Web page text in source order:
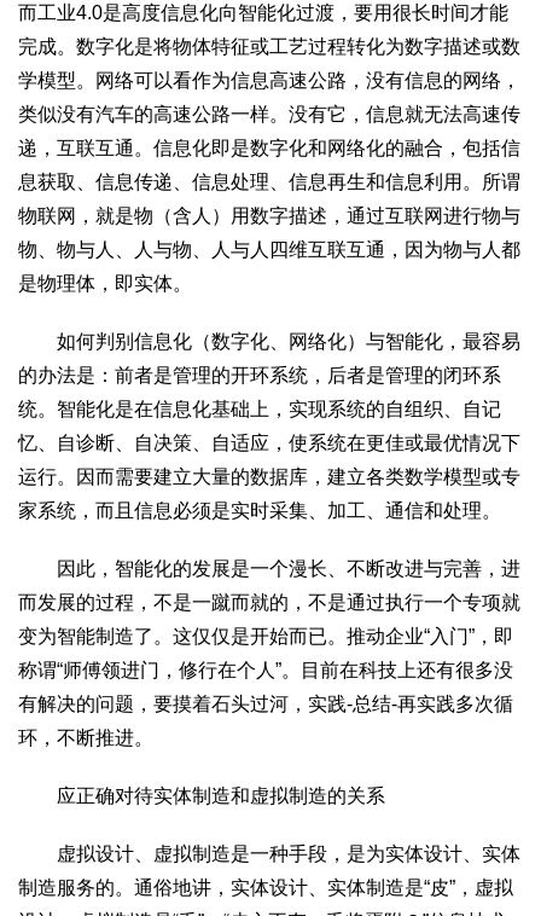
地方
京 津 冀 晋 蒙 辽 吉 沪 苏 浙 皖
闽
赣
鲁 豫 鄂 湘 粤 桂 琼 渝 川 黔 滇
藏
陕
甘 青 新 港 澳 台
智库
智库建设 智库专家 智库战略 智库之声
信息
在线期刊
2017 2016 2015 2018 2019
关于我们
杂志简介 杂志编委会 组织机构 联系我们 智慧中国动态
全景中国 智慧旅游 智慧教育 智慧医疗
智慧交通
智慧环保
智慧会客厅 县域经济 城乡建设 乡村振兴
康养
工作动态 康养思语 明星老人 项目介绍
县域经济
成果展示
政策发布
而工业4.0是高度信息化向智能化过渡，要用很长时间才能
完成。数字化是将物体特征或工艺过程转化为数字描述或数
学模型。网络可以看作为信息高速公路，没有信息的网络，
类似没有汽车的高速公路一样。没有它，信息就无法高速传
递，互联互通。信息化即是数字化和网络化的融合，包括信
息获取、信息传递、信息处理、信息再生和信息利用。所谓
物联网，就是物（含人）用数字描述，通过互联网进行物与
物、物与人、人与物、人与人四维互联互通，因为物与人都
是物理体，即实体。
如何判别信息化（数字化、网络化）与智能化，最容易
的办法是：前者是管理的开环系统，后者是管理的闭环系
统。智能化是在信息化基础上，实现系统的自组织、自记
忆、自诊断、自决策、自适应，使系统在更佳或最优情况下
运行。因而需要建立大量的数据库，建立各类数学模型或专
家系统，而且信息必须是实时采集、加工、通信和处理。
因此，智能化的发展是一个漫长、不断改进与完善，进
而发展的过程，不是一蹴而就的，不是通过执行一个专项就
变为智能制造了。这仅仅是开始而已。推动企业“入门”，即
称谓“师傅领进门，修行在个人”。目前在科技上还有很多没
有解决的问题，要摸着石头过河，实践-总结-再实践多次循
环，不断推进。
应正确对待实体制造和虚拟制造的关系
虚拟设计、虚拟制造是一种手段，是为实体设计、实体
制造服务的。通俗地讲，实体设计、实体制造是“皮”，虚拟